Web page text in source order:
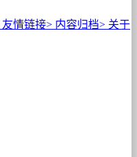
友情链接> 内容归档> 关于